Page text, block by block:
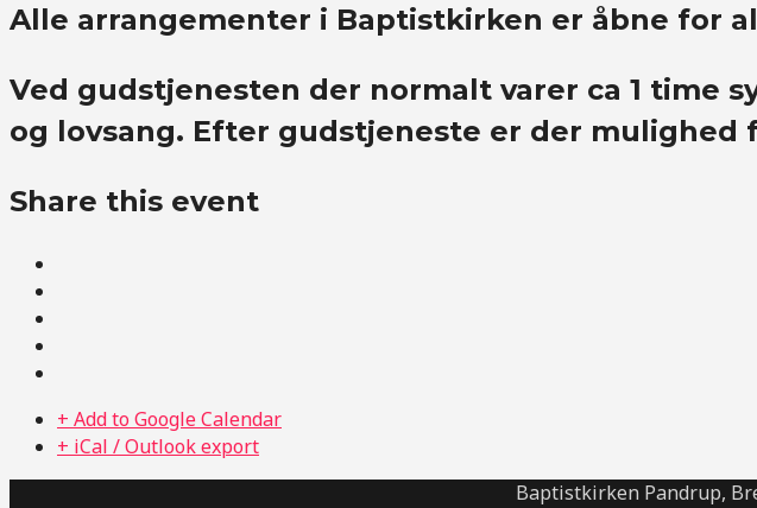
Alle arrangementer i Baptistkirken er åbne for
Ved gudstjenesten der normalt varer ca 1 time
og lovsang. Efter gudstjeneste er der
Share this event
+ Add to Google Calendar
+ iCal / Outlook export
Baptistkirken Pandrup,